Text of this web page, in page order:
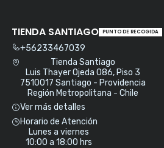
TIENDA SANTIAGO PUNTO DE RECOGIDA
+56233467039
Tienda Santiago
Luis Thayer Ojeda 086, Piso 3
7510017 Santiago - Providencia
Región Metropolitana - Chile
Ver más detalles
Horario de Atención
Lunes a viernes
10:00 a 18:00 hrs